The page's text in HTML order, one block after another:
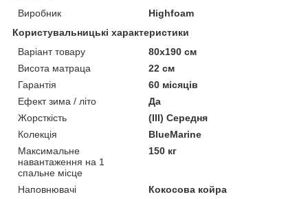
Виробник
Highfoam
Користувальницькі характеристики
Варіант товару
80x190 см
Висота матраца
22 см
Гарантія
60 місяців
Ефект зима / літо
Да
Жорсткість
(III) Середня
Колекція
BlueMarine
Максимальне
навантаження на 1
спальне місце
150 кг
Наповнювачі
Кокосова койра